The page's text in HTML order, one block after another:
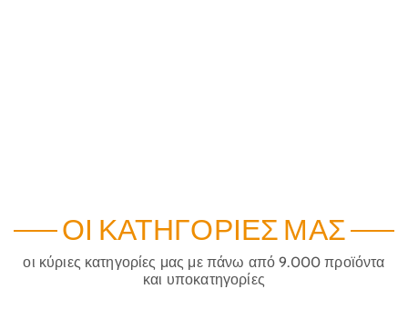
ΟΙ ΚΑΤΗΓΟΡΊΕΣ ΜΑΣ
οι κύριες κατηγορίες μας με πάνω από 9.000 προϊόντα
και υποκατηγορίες